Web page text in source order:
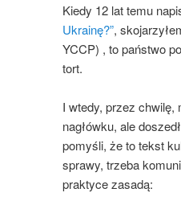
Kiedy 12 lat temu
Ukrainę?”,
YCCP) , to państwo
tort.
I wtedy, przez chwilę,
nagłówku, ale
pomyśli, że to tekst
sprawy, trzeba
praktyce zasadą: